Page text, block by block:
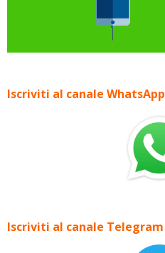
Iscriviti al canale WhatsApp
Iscriviti al canale Telegram